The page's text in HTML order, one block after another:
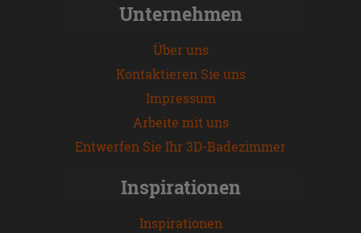
Unternehmen
Über uns
Kontaktieren Sie uns
Impressum
Arbeite mit uns
Entwerfen Sie Ihr 3D-Badezimmer
Inspirationen
Inspirationen